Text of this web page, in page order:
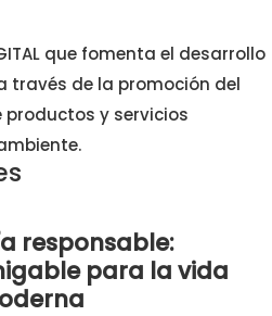
que fomenta el desarrollo
través de la promoción del
y servicios
responsable:
para la vida